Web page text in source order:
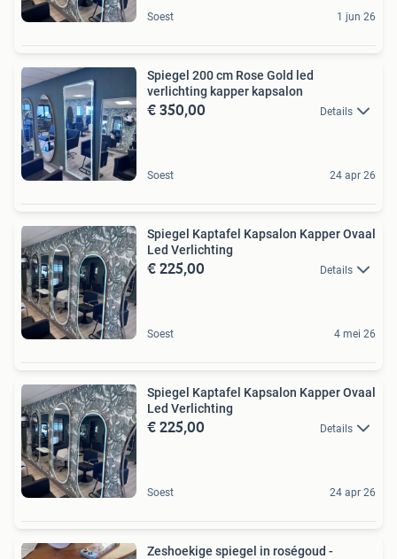
Soest 1 jun 26
Spiegel 200 cm Rose Gold led
verlichting kapper kapsalon
€ 350,00 Details
Soest 24 apr 26
Spiegel Kaptafel Kapsalon Kapper Ovaal
Led Verlichting
€ 225,00 Details
Soest 4 mei 26
Spiegel Kaptafel Kapsalon Kapper Ovaal
Led Verlichting
€ 225,00 Details
Soest 24 apr 26
Zeshoekige spiegel in roségoud -